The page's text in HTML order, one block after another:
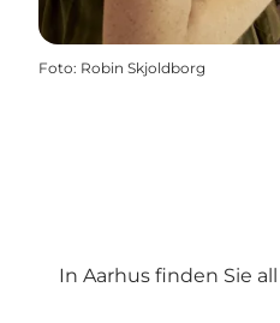
Foto: Robin Skjoldborg
In Aarhus finden Sie